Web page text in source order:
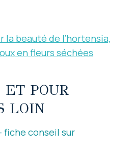
la beauté de l’hortensia,
en fleurs séchées
ET POUR
LOIN
fiche conseil sur